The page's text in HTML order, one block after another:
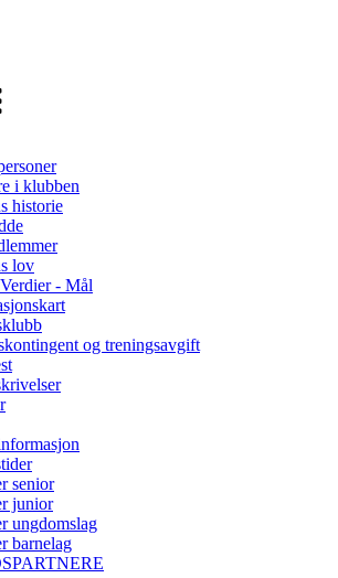
i klubben
historie
lov
- Mål
og treningsavgift
senior
junior
ungdomslag
barnelag